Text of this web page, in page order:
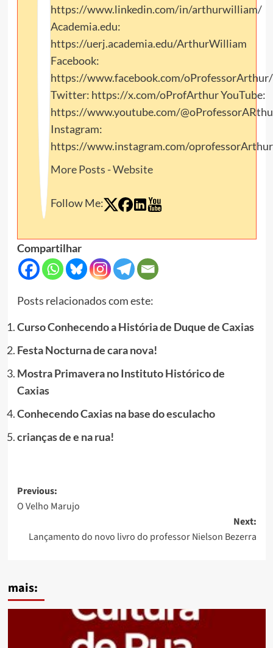
https://www.linkedin.com/in/arthurwilliam/
Academia.edu:
https://uerj.academia.edu/ArthurWilliam
Facebook:
https://www.facebook.com/oProfessorArthur/
Twitter: https://x.com/oProfArthur YouTube:
https://www.youtube.com/
Instagram:
https://www.instagram.com/
More Posts -Website
Follow Me:
Compartilhar
Posts relacionados com este:
Curso Conhecendo a História de Duque de Caxias
Festa Nocturna de cara nova!
Mostra Primavera no Instituto Histórico de
Caxias
Conhecendo Caxias na base do esculacho
crianças de e na rua!
Post
navigation
Previous:
O Velho Marujo
Next:
Lançamento do novo livro do professor Nielson Bezerra
mais: